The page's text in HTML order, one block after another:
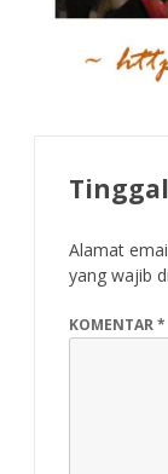
Alamat
yang wajib
KOMENTAR*